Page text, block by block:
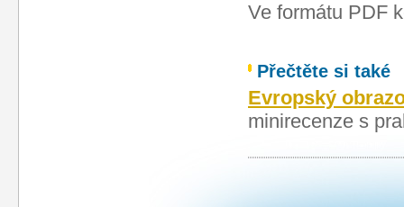
Ve formátu PDF
Přečtěte si také
Evropský
minirecenze s